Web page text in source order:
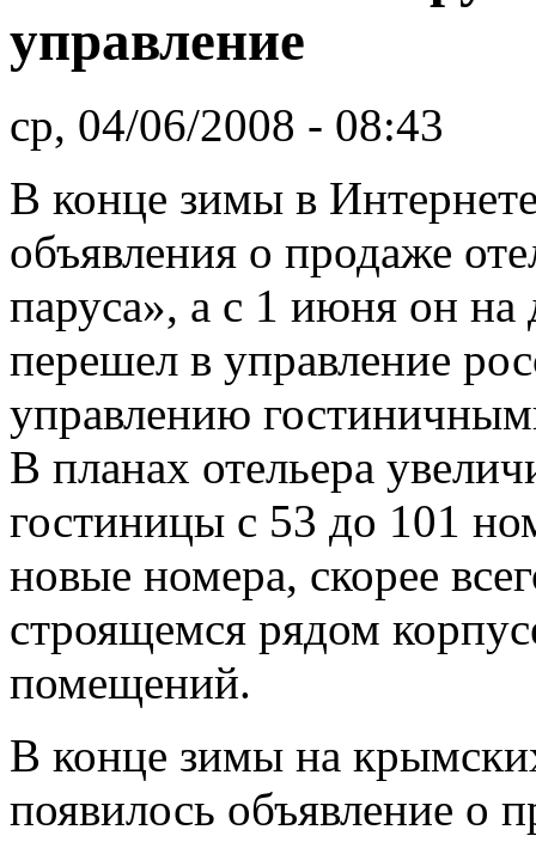
управление
ср, 04/06/2008 - 08:43
В конце зимы в
объявления о продаже
паруса», а с 1 июня он на
перешел в управление
управлению
В планах отельера
гостиницы с 53 до 101
новые номера, скорее
строящемся рядом
помещений.
В конце зимы на
появилось объявление о